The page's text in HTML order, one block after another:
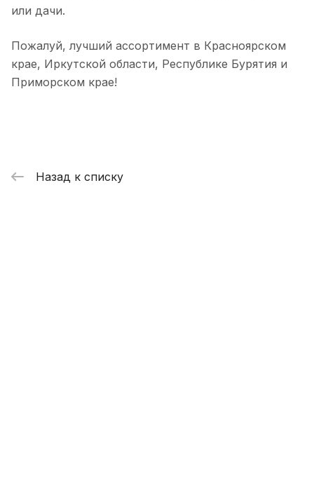
или дачи.
Пожалуй, лучший ассортимент в Красноярском
крае, Иркутской области, Республике Бурятия и
Приморском крае!
Назад к списку